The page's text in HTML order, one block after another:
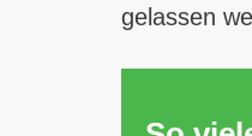
gelassen